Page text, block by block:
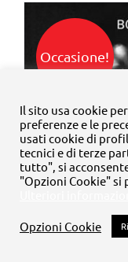
Occasione!
Il sito usa cookie
preferenze e le
usati cookie di
tecnici e di terze
tutto", si
"Opzioni Cookie" si
Opzioni Cookie